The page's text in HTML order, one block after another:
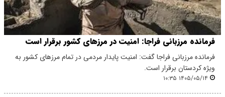
فرمانده مرزبانی فراجا: امنیت در مرزهای کشور برقرار است
فرمانده مرزبانی فراجا گفت: امنیت پایدار مردمی در تمام مرزهای کشور به
ویژه کردستان برقرار است.
۱۴۰۵/۰۵/۱۴ ۱۰:۳۵